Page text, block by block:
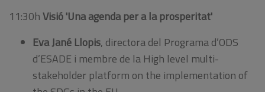
11:30hVisió 'Una agenda per a la prosperitat'
Eva Jané Llopis, directora del Programa d’ODS
d’ESADE i membre de la High level multi-
stakeholder platform on the implementation of